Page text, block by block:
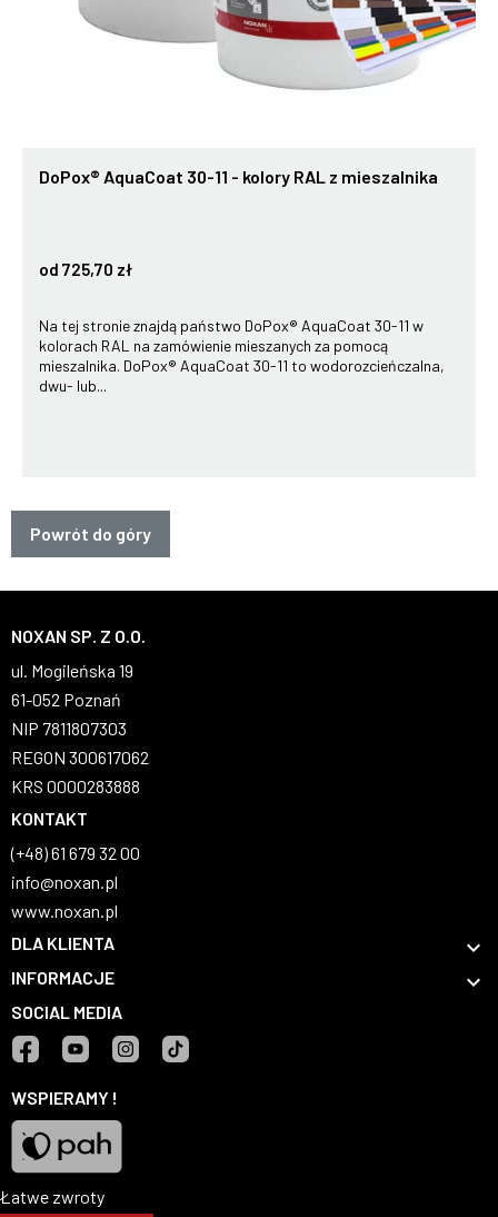
DoPox® AquaCoat 30-11 - kolory RAL z mieszalnika
od 725,70 zł
Na tej stronie znajdą państwo DoPox® AquaCoat 30-11 w
kolorach RAL na zamówienie mieszanych za pomocą
mieszalnika. DoPox® AquaCoat 30-11 to wodorozcieńczalna,
dwu- lub...
Powrót do góry
NOXAN SP. Z O.O.
ul. Mogileńska 19
61-052 Poznań
NIP 7811807303
REGON 300617062
KRS 0000283888
KONTAKT
(+48) 61 679 32 00
info@noxan.pl
www.noxan.pl
DLA KLIENTA

INFORMACJE 
SOCIAL MEDIA
WSPIERAMY !
Pah
Łatwe zwroty